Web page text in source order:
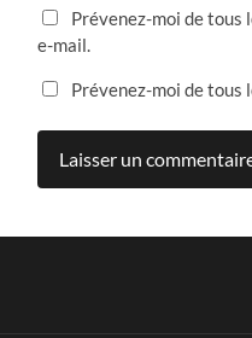
Prévenez-moi de tous
e-mail.
Prévenez-moi de tous